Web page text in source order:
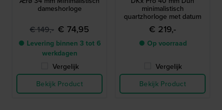
dameshorloge
€ 149,- € 74,95
● Levering binnen 3 tot 6
werkdagen
Vergelijk
Bekijk Product
minimalistisch
quartzhorloge met datum
€ 219,-
● Op voorraad
Vergelijk
Bekijk Product